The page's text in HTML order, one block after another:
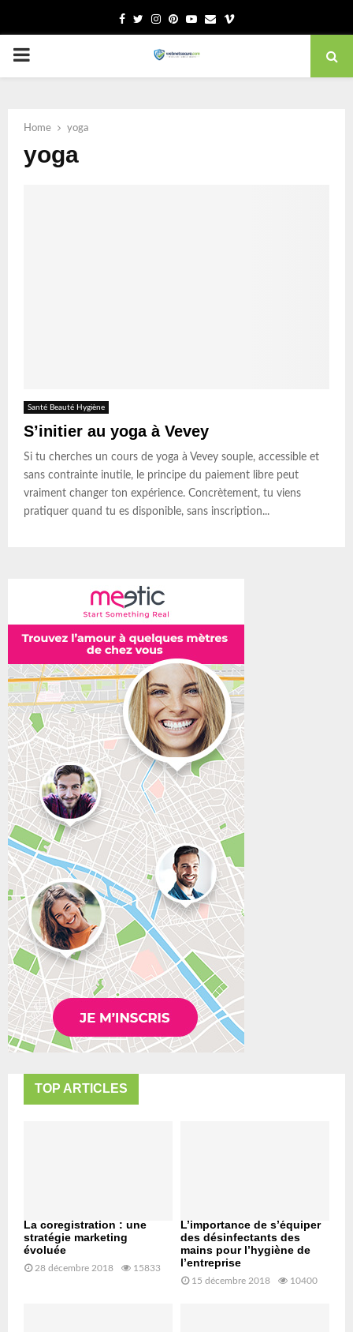
Facebook
TwitterInstagram
PinterestYoutube
EmailVimeo
PRIMARY
Home yoga
yoga
Santé Beauté Hygiène
S’initier au yoga à Vevey
Si tu cherches un cours de yoga à Vevey souple, accessible et
sans contrainte inutile, le principe du paiement libre peut
vraiment changer ton expérience. Concrètement, tu viens
pratiquer quand tu es disponible, sans inscription...
TOP ARTICLES
La coregistration : une
stratégie marketing
évoluée
28 décembre 2018 15833
L’importance de s’équiper
des désinfectants des
mains pour l’hygiène de
l’entreprise
15 décembre 2018 10400